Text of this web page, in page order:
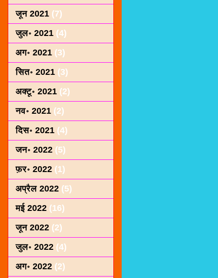
जून 2021 (7)
जुल॰ 2021 (4)
अग॰ 2021 (3)
सित॰ 2021 (3)
अक्टू॰ 2021 (2)
नव॰ 2021 (2)
दिस॰ 2021 (4)
जन॰ 2022 (5)
फ़र॰ 2022 (1)
अप्रैल 2022 (5)
मई 2022 (16)
जून 2022 (2)
जुल॰ 2022 (4)
अग॰ 2022 (2)